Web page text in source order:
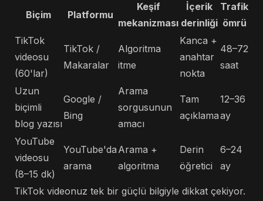
Biçim Platformu
Keşif
mekanizması
İçerik
derinliği
Trafik
ömrü
TikTok
videosu
(60'lar)
TikTok /
Makaralar
Algoritma
itme
Kanca +
anahtar
nokta
48–72
saat
Uzun
biçimli
blog yazısı
Google /
Bing
Arama
sorgusunun
amacı
Tam
açıklama
12–36
ay
YouTube
videosu
(8–15 dk)
YouTube'da
arama
Arama +
algoritma
Derin
öğretici
6–24
ay
TikTok videonuz tek bir güçlü bilgiyle dikkat çekiyor.